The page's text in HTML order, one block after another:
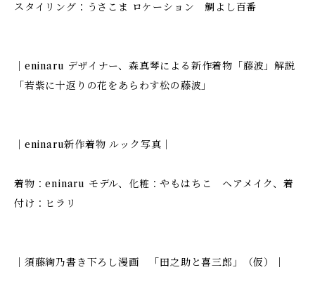
スタイリング：うさこま ロケーション 鯛よし百番
｜eninaru デザイナー、森真琴による新作着物「藤波」解説
「若紫に十返りの花をあらわす松の藤波」
｜eninaru新作着物 ルック写真｜
着物：eninaru モデル、化粧：やもはちこ ヘアメイク、着
付け：ヒラリ
｜須藤絢乃書き下ろし漫画 「田之助と喜三郎」（仮）｜